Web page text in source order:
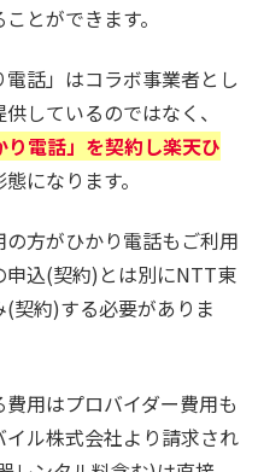
とができます。
話」はコラボ事業者とし
しているのではなく、
電話」を契約し楽天ひ
になります。
方がひかり電話もご利用
申込(契約)とは別にNTT東
契約)する必要がありま
用はプロバイダー費用も
ル株式会社より請求され